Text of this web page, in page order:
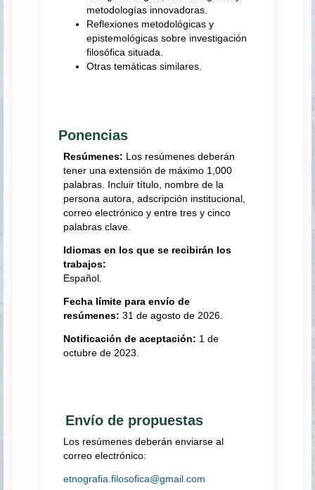
metodologías innovadoras.
Reflexiones metodológicas y
epistemológicas sobre investigación
filosófica situada.
Otras temáticas similares.
Ponencias
Resúmenes: Los resúmenes deberán
tener una extensión de máximo 1,000
palabras. Incluir título, nombre de la
persona autora, adscripción institucional,
correo electrónico y entre tres y cinco
palabras clave.
Idiomas en los que se recibirán los
trabajos:
Español.
Fecha límite para envío de
resúmenes: 31 de agosto de 2026.
Notificación de aceptación: 1 de
octubre de 2023.
Envío de propuestas
Los resúmenes deberán enviarse al
correo electrónico:
etnografia.filosofica@gmail.com